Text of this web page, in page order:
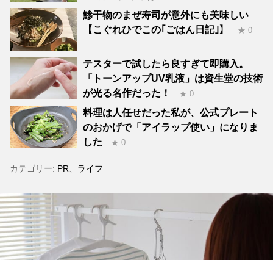
鯵干物のまぜ寿司が意外にも美味しい
【こぐれひでこの｢ごはん日記｣】
★ 0
テスターで試したら良すぎて即購入。
「トーンアップUV乳液」は資生堂の技術
が光る名作だった！
★ 0
料理は人任せだった私が、公式プレート
のおかげで「アイラップ使い」になりま
した
★ 0
カテゴリー: PR ライフ